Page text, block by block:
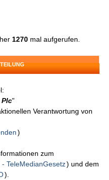
1270 mal aufgerufen.
Plc"
Verantwortung von
)
zum
- TeleMedianGesetz) und dem
).